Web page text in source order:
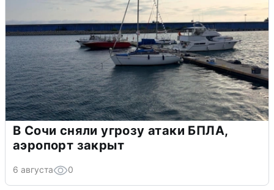
В Сочи сняли угрозу атаки БПЛА,
аэропорт закрыт
6 августа 0